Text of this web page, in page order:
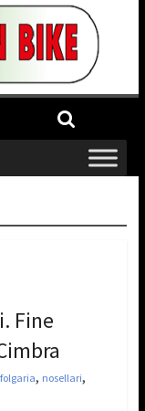
Fine
folgaria, nosellari,